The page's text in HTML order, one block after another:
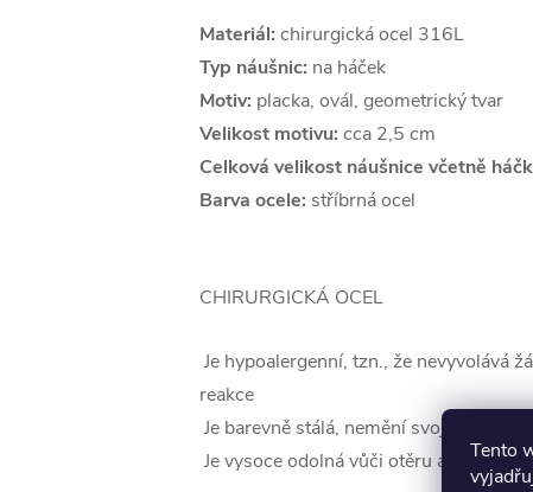
Tento
Materiál: chirurgická ocel 316L
Typ náušnic: na háček
Motiv: placka, ovál, geometrický tvar
Velikost motivu: cca 2,5 cm
Celková velikost náušnice včetně
Barva ocele: stříbrná ocel
CHIRURGICKÁ OCEL
Je hypoalergenní, tzn., že nevyvolává
reakce
Je barevně stálá, nemění svoji barvu
Je vysoce odolná vůči otěru a